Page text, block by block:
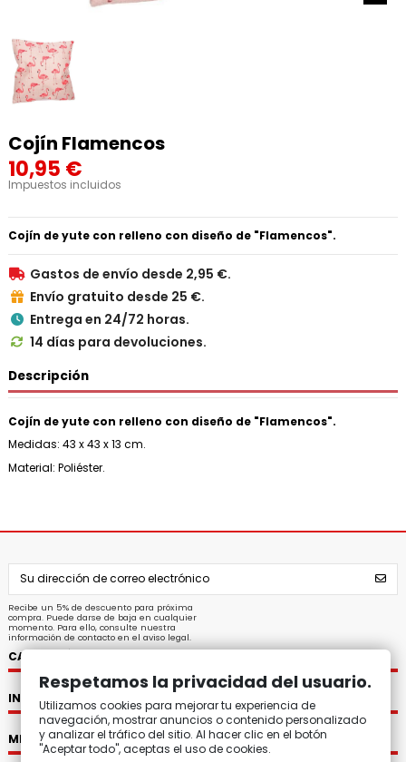
Cojín Flamencos
10,95 €
Impuestos incluidos
Cojín de yute con relleno con diseño de "Flamencos".
 Gastos de envío desde 2,95 €.
 Envío gratuito desde 25 €.
 Entrega en 24/72 horas.
 14 días para devoluciones.
Descripción
Cojín de yute con relleno con diseño de "Flamencos".
Medidas: 43 x 43 x 13 cm.
Material: Poliéster.
Recibe un 5% de descuento para próxima
compra. Puede darse de baja en cualquier
momento. Para ello, consulte nuestra
información de contacto en el aviso legal.
CATEGORÍAS
INFORMACIÓN
MI CUENTA
Respetamos la privacidad del usuario.
Utilizamos cookies para mejorar tu experiencia de
navegación, mostrar anuncios o contenido personalizado
y analizar el tráfico del sitio. Al hacer clic en el botón
"Aceptar todo", aceptas el uso de cookies.